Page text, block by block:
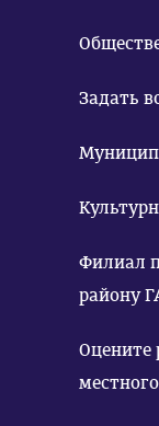
Задать
Филиал
району
Оцените